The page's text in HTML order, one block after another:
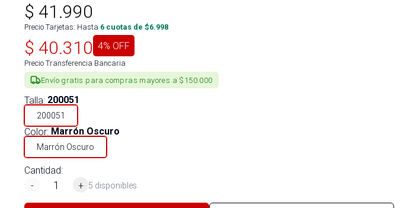
$ 41.990
Precio Tarjetas: Hasta 6 cuotas de $6.998
$ 40.310 4% OFF
Precio Transferencia Bancaria
Envío gratis para compras mayores a $150.000
Talla: 200051
200051
Color: Marrón Oscuro
Marrón Oscuro
Cantidad:
-
+ 5 disponibles